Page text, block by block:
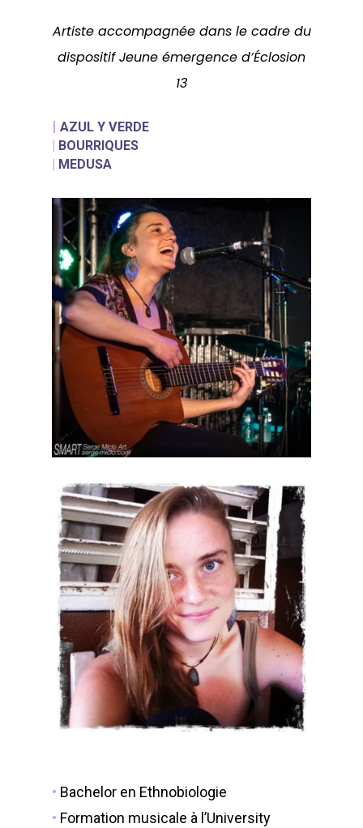
Artiste accompagnée dans le cadre du
dispositif Jeune émergence d’Éclosion
13
| AZUL Y VERDE
BOURRIQUES
MEDUSA
• Bachelor en Ethnobiologie
• Formation musicale à l’University
Adhérentes
Spectacles / Créations
Actualités
Égalité H/F
Agenda
This is an optional,
customizable off
ABOUT SALIENT
The Castle
Unit 345
2500 Castle Dr
Manhattan, NY
+216 (0)40 3629